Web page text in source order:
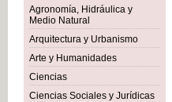
Agronomía, Hidráulica y
Medio Natural
Arquitectura y Urbanismo
Arte y Humanidades
Ciencias
Ciencias Sociales y Jurídicas